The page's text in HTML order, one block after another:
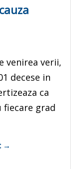
venirea verii,
decese in
ca
fiecare grad
→